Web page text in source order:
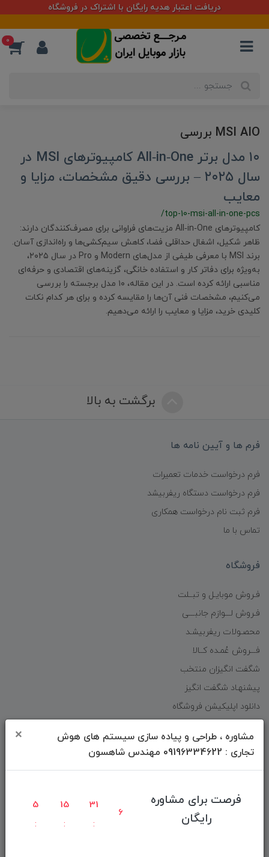
مشاوره ، طراحی و پیاده سازی سیستم های هوش
تجاری : 09196334622 مهندس شاهسون
×
فرصت برای مشاوره
رایگان
5 15 31
6
دریافت اعتبار هدیه رایگان با اشتراک در فروشگاه
0
MSI AIO بررسی
۱۰ مدل برتر All‑in‑One کامپیوترهای MSI در
سال ۲۰۲۵ – بررسی دقیق مشخصات، مزایا و
معایب
/top-10-msi-all-in-one-pcs
کامپیوترهای All‑in‑One مزیت‌های فراوانی برای مصرف‌کنندگان دارند:
ظاهر شکیل، اشغال حداقلی فضا، کاهش سیم‌کشی‌ها و راه‌اندازی آسان.
برند MSI با معرفی طیفی از مدل‌های Modern و Pro در سال ۲۰۲۵،
به‌ویژه برای دفاتر کار و استفاده خانگی، گزینه‌های اقتصادی و حرفه‌ای
مناسبی ارائه کرده است. در این مقاله، ۱۰ مدل برجسته را بررسی
می‌کنیم، مشخصات فنی آن‌ها را مقایسه کرده و برای هر کدام نکات
کلیدی خرید، مزایا و معایب را ارائه می‌دهیم.
برگشت به بالا
فرم ها و آیین نامه ها
فرم درخواست خدمات تعمیرات
فرم درخواست دستگاه ریفربیشد
فرم ثبت نام درخواست همکاری
تماس با ما
فروشگاه
فـروش موبایـل و تبــلت
فـروش لـــوازم جانبـــی
محصـولات ریفربیشـد
فـــروش عُمـده کــالا
شگفت انگیزان منتخب
پیشنهـاد شگفت انگیز
دانلود اپلیکیشن فروشگاه
دسترسی سریع
صفحه ابتدایی سایت
معرفـــی همکــاران
حــــریم خصوصـی